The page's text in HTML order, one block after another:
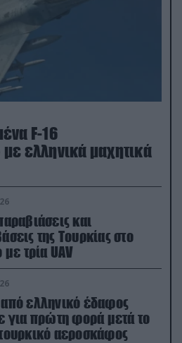
F-16
ελληνικά μαχητικά
και
της Τουρκίας στο
με τρία UAV
ελληνικό έδαφος
για πρώτη φορά μετά το
αεροσκάφος